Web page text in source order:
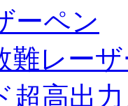
ーペン
難レー
超高出